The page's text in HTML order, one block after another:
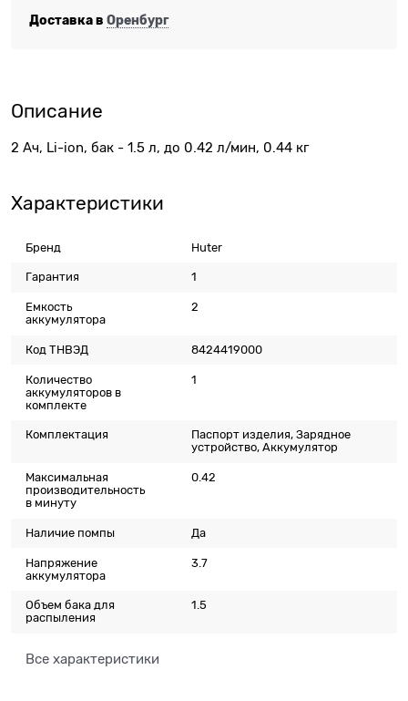
Доставка в Оренбург
Описание
2 Ач, Li-ion, бак - 1.5 л, до 0.42 л/мин, 0.44 кг
Характеристики
Бренд Huter
Гарантия 1
Емкость
аккумулятора
2
Код ТНВЭД 8424419000
Количество
аккумуляторов в
комплекте
1
Комплектация
Паспорт изделия, Зарядное
устройство, Аккумулятор
Максимальная
производительность
в минуту
0.42
Наличие помпы Да
Напряжение
аккумулятора
3.7
Объем бака для
распыления
1.5
Все характеристики